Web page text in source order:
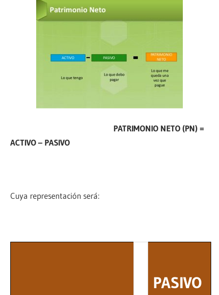
PATRIMONIO NETO (PN) =
ACTIVO – PASIVO
Cuya representación será:
PASIVO